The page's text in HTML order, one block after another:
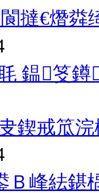
撻€熸粦
鎾笅
鍥戒笟
Ｂ峰紶鍖